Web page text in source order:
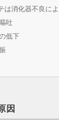
は消化器不良に
吐
低下
因